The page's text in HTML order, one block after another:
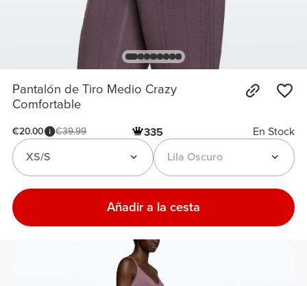
Pantalón de Tiro Medio Crazy
Comfortable
€20.00 €39.99 335
En Stock
Lila Oscuro
XS/S
Añadir a la cesta